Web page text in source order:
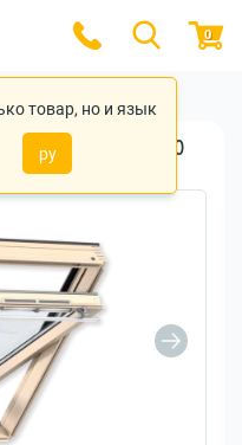
товар, но и язык
ру
0
GZR SR08 3050